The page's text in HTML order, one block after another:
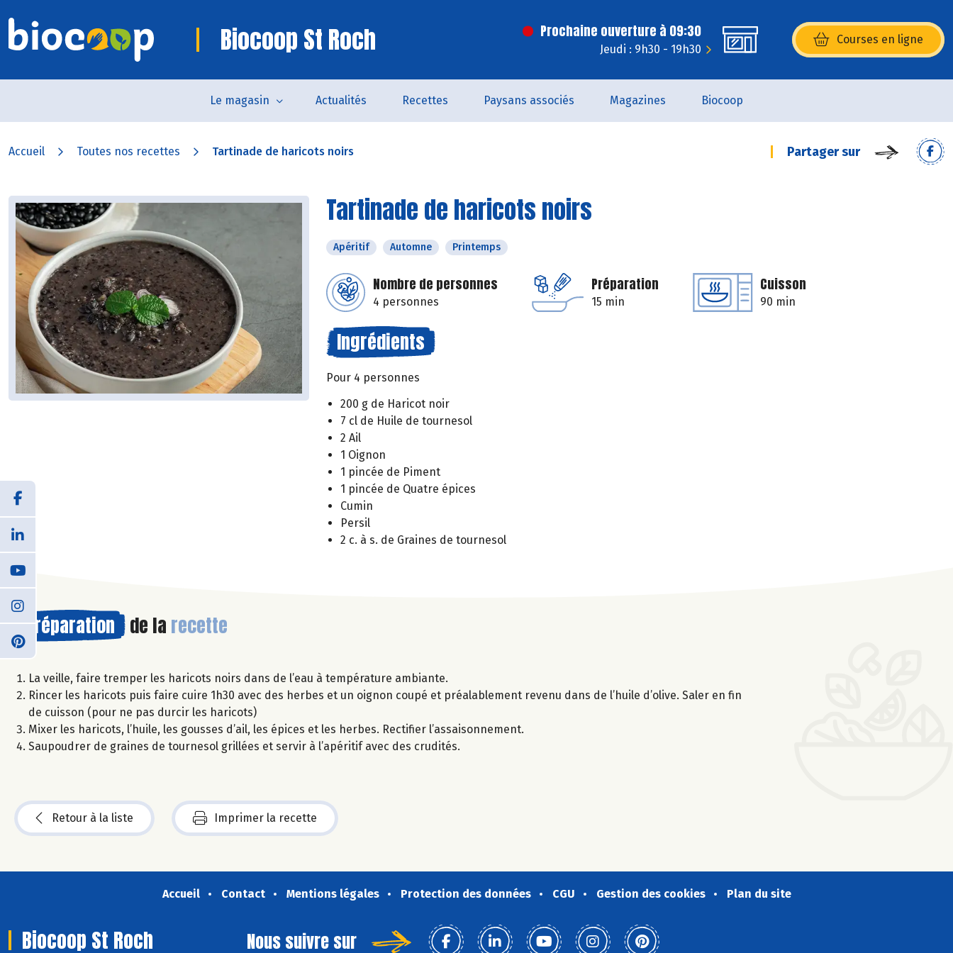
Biocoop St Roch Prochaine ouverture à 09:30
Jeudi : 9h30 - 19h30
Courses en ligne
(s’ouvre dans une nouvelle
Le magasin Actualités Recettes Paysans associés Magazines Biocoop
Accueil Toutes nos recettes Tartinade de haricots noirs Partager sur
Tartinade de haricots noirs
Apéritif Automne Printemps
Nombre de personnes
4 personnes
Préparation
15 min
Cuisson
90 min
Ingrédients
Pour 4 personnes
200 g de Haricot noir
7 cl de Huile de tournesol
2 Ail
1 Oignon
1 pincée de Piment
1 pincée de Quatre épices
Cumin
Persil
2 c. à s. de Graines de tournesol
Préparation de la recette
La veille, faire tremper les haricots noirs dans de l’eau à température ambiante.
Rincer les haricots puis faire cuire 1h30 avec des herbes et un oignon coupé et préalablement revenu dans de l’huile d’olive. Saler en fin
de cuisson (pour ne pas durcir les haricots)
Mixer les haricots, l’huile, les gousses d’ail, les épices et les herbes. Rectifier l’assaisonnement.
Saupoudrer de graines de tournesol grillées et servir à l’apéritif avec des crudités.
Retour à la liste Imprimer la recette
Accueil Contact Mentions légales Protection des données CGU Gestion des cookies Plan du site
Biocoop St Roch Nous suivre sur